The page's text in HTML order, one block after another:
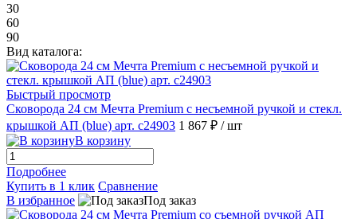
30
60
90
Вид каталога:
Быстрый просмотр
Сковорода 24 см Мечта Premium с несъемной ручкой и стекл.
крышкой АП (blue) арт. с24903 1 867 ₽ / шт
В корзину
Подробнее
Купить в 1 клик Сравнение
В избранное
Под заказ